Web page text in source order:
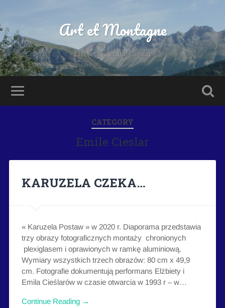
Art et Montagne
Elzbieta & Emile Cieslar
CATEGORY
Emile Cieslar
KARUZELA CZEKA…
« Karuzela Postaw » w 2020 r. Diaporama przedstawia
trzy obrazy fotograficznych montaży chronionych
plexiglasem i oprawionych w ramkę aluminiową.
Wymiary wszystkich trzech obrazów: 80 cm x 49,9
cm. Fotografie dokumentują performans Elżbiety i
Emila Cieślarów w czasie otwarcia w 1993 r – w…
Continue Reading →